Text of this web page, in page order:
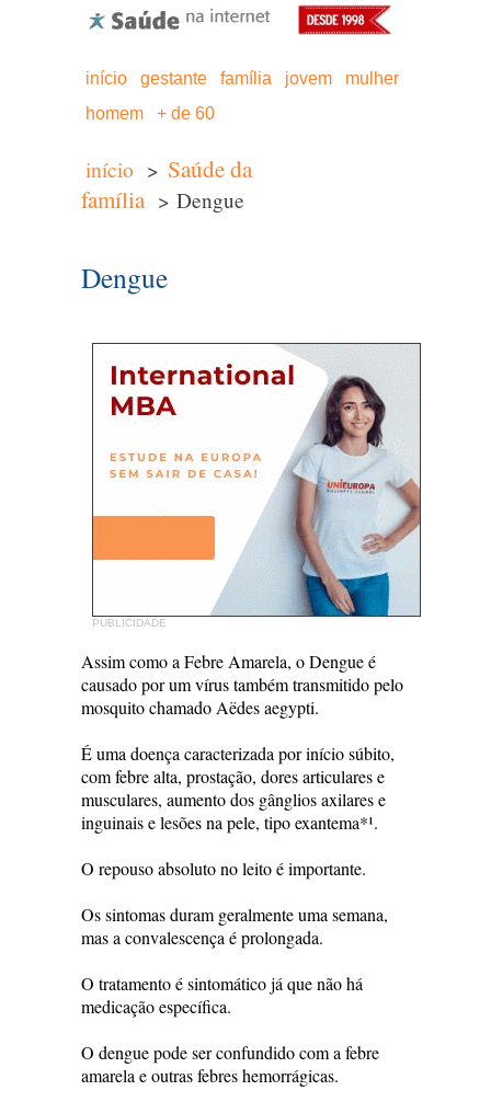
início gestante família jovem
mulher
homem
+ de 60
início > Saúde da
família > Dengue
Dengue
PUBLICIDADE
Assim como a Febre Amarela, o Dengue é
causado por um vírus também transmitido pelo
mosquito chamado Aëdes aegypti.
É uma doença caracterizada por início súbito,
com febre alta, prostação, dores articulares e
musculares, aumento dos gânglios axilares e
inguinais e lesões na pele, tipo exantema*¹.
O repouso absoluto no leito é importante.
Os sintomas duram geralmente uma semana,
mas a convalescença é prolongada.
O tratamento é sintomático já que não há
medicação específica.
O dengue pode ser confundido com a febre
amarela e outras febres hemorrágicas.